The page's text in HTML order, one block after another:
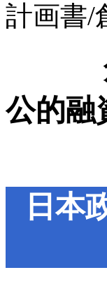
計画書/
公的融
日本